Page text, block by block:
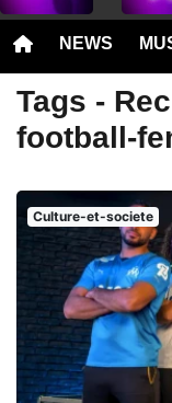
NEWS
Tags -
football-
Culture-et-societe